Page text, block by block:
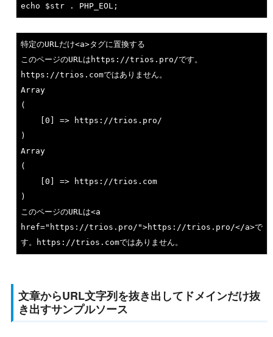
echo $str . PHP_EOL;
特定のURLだけ<a>タグに置換する
このページのURLはhttps: //trios. pro/です。
https: //trios. comではありません。
Array
(
0 ] => https: //trios. pro/
)
Array
(
0 ] => https: //trios. com
)
このページのURLは<a
href="https://trios.pro/">https: //trios. pro/</a>で
す。https: //trios. com
文章からURL文字列を抜き出してドメインだけ抜
き出すサンプルソース